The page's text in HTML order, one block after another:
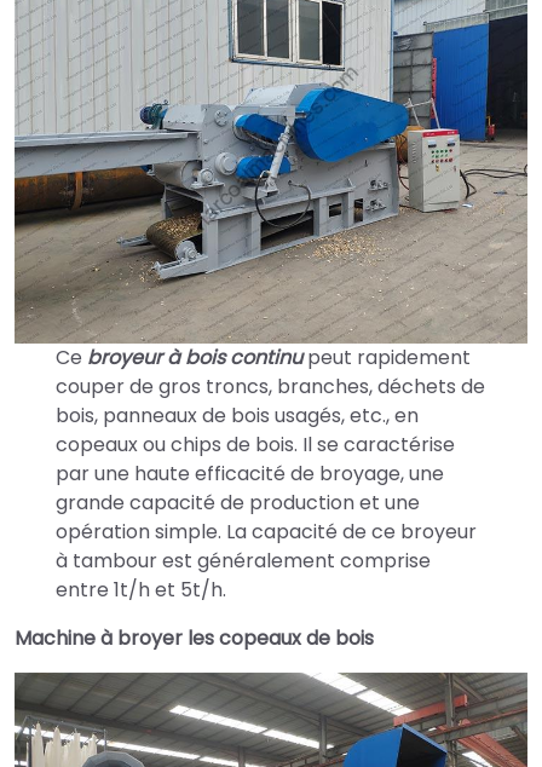
Ce broyeur à bois continupeut rapidement
couper de gros troncs, branches, déchets de
bois, panneaux de bois usagés, etc., en
copeaux ou chips de bois. Il se caractérise
par une haute efficacité de broyage, une
grande capacité de production et une
opération simple. La capacité de ce broyeur
à tambour est généralement comprise
entre 1t/h et 5t/h.
Machine à broyer les copeaux de bois